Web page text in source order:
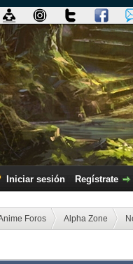
Iniciar sesión Regístrate
Foros Alpha Zone